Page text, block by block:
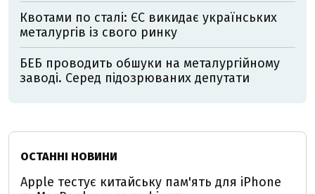
Квотами по сталі: ЄС викидає українських
металургів із свого ринку
БЕБ проводить обшуки на металургійному
заводі. Серед підозрюваних депутати
ОСТАННІ НОВИНИ
Apple тестує китайську пам'ять для iPhone